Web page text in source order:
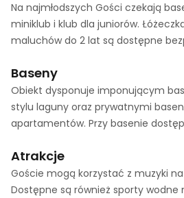
Na najmłodszych Gości czekają
miniklub i klub dla juniorów.
maluchów do 2 lat są dostępne
Baseny
Obiekt dysponuje imponującym
stylu laguny oraz prywatnymi
apartamentów. Przy basenie
Atrakcje
Goście mogą korzystać z muzyki
Dostępne są również sporty wodne